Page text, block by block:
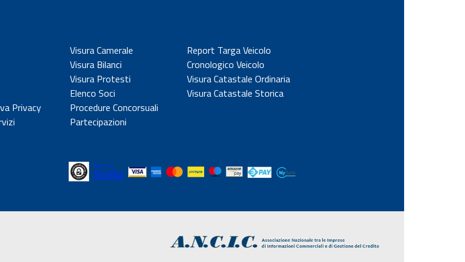
Privacy
Visura Camerale
Visura Bilanci
Visura Protesti
Elenco Soci
Procedure Concorsuali
Partecipazioni
Report Targa Veicolo
Cronologico Veicolo
Visura Catastale Ordinaria
Visura Catastale Storica